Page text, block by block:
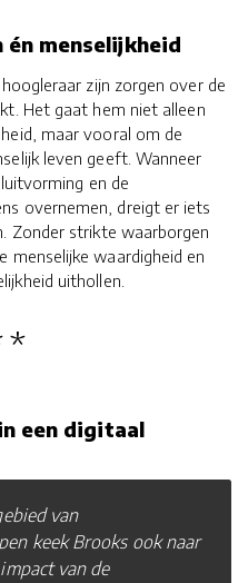
menselijkheid
zijn zorgen over de
Het gaat hem niet alleen
maar vooral om de
leven geeft. Wanneer
en de
overnemen, dreigt er iets
Zonder strikte waarborgen
menselijke waardigheid en
uithollen.
een digitaal
van
keek Brooks ook naar
van de